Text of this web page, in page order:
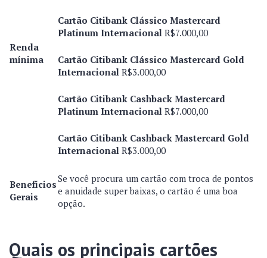
Renda
mínima
Cartão Citibank Clássico Mastercard
Platinum Internacional R$7.000,00
Cartão Citibank Clássico Mastercard Gold
Internacional R$3.000,00
Cartão Citibank Cashback Mastercard
Platinum Internacional R$7.000,00
Cartão Citibank Cashback Mastercard Gold
Internacional R$3.000,00
Benefícios
Gerais
Se você procura um cartão com troca de pontos
e anuidade super baixas, o cartão é uma boa
opção.
Quais os principais cartões